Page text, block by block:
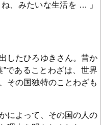
、みたいな生活を … 」
したひろゆきさん。昔か
であることわざは、世界
その国独特のことわざも
によって、その国の人の